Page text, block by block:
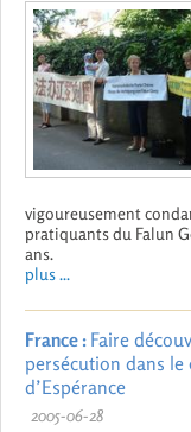
vigoureusement
pratiquants du Falun
ans.
plus ...
France : Faire
persécution dans le
d’Espérance
2005-06-28